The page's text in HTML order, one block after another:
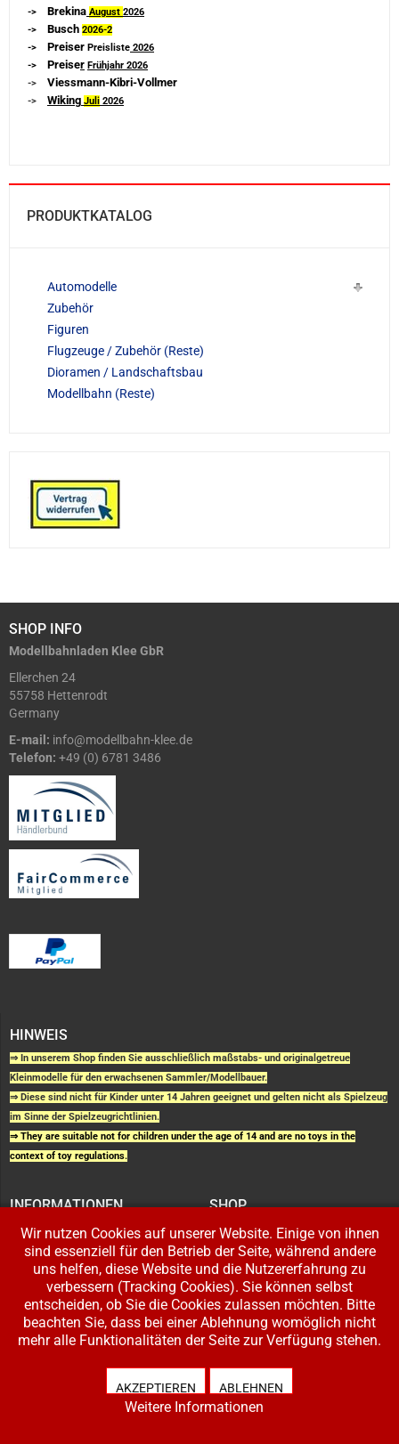
-> Brekina August 2026
-> Busch 2026-2
-> Preiser Preisliste 2026
-> Preiser Frühjahr 2026
-> Viessmann-Kibri-Vollmer
-> Wiking Juli 2026
PRODUKTKATALOG
Automodelle
Zubehör
Figuren
Flugzeuge / Zubehör (Reste)
Dioramen / Landschaftsbau
Modellbahn (Reste)
SHOP INFO
Modellbahnladen Klee GbR
Ellerchen 24
55758 Hettenrodt
Germany
E-mail: info@modellbahn-klee.de
Telefon: +49 (0) 6781 3486
HINWEIS
⇒ In unserem Shop finden Sie ausschließlich maßstabs- und originalgetreue
Kleinmodelle für den erwachsenen Sammler/Modellbauer.
⇒ Diese sind nicht für Kinder unter 14 Jahren geeignet und gelten nicht als Spielzeug
im Sinne der Spielzeugrichtlinien.
⇒ They are suitable not for children under the age of 14 and are no toys in the
context of toy regulations.
INFORMATIONEN
AGB UND
KUNDENINFORMATIONEN
WIDERRUFSRECHT
DATENSCHUTZERKLÄRUNG
ZAHLUNG UND VERSAND
SHOP
WARENKORB
BESTELLUNGEN
ADRESSE BEARBEITEN
IHR KONTO
LOGIN
REGISTRIEREN
Copyright © 2026 Modellbahnladen Klee GbR. Alle Rechte vorbehalten. Design:
Wir nutzen Cookies auf unserer Website. Einige von ihnen
sind essenziell für den Betrieb der Seite, während andere
uns helfen, diese Website und die Nutzererfahrung zu
verbessern (Tracking Cookies). Sie können selbst
entscheiden, ob Sie die Cookies zulassen möchten. Bitte
beachten Sie, dass bei einer Ablehnung womöglich nicht
mehr alle Funktionalitäten der Seite zur Verfügung stehen.
AKZEPTIEREN ABLEHNEN
Weitere Informationen